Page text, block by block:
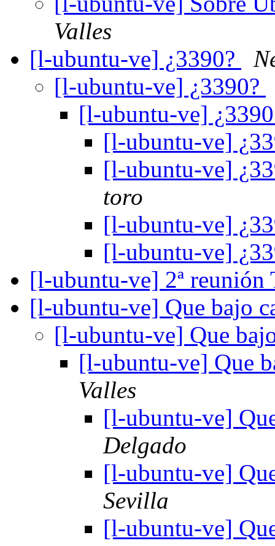
Valles
[l-ubuntu-ve] ¿3390?
[l-ubuntu-ve] ¿3390?
[l-ubuntu-ve]
[l-ubuntu-ve]
[l-ubuntu-ve]
toro
[l-ubuntu-ve]
[l-ubuntu-ve]
[l-ubuntu-ve] 2ª reunión
[l-ubuntu-ve] Que bajo
[l-ubuntu-ve] Que
[l-ubuntu-ve] Que
Valles
[l-ubuntu-ve]
Delgado
[l-ubuntu-ve]
Sevilla
[l-ubuntu-ve]